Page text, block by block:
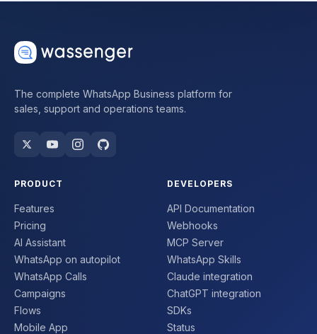
The complete WhatsApp Business platform for
sales, support and operations teams.
PRODUCT
Features
Pricing
AI Assistant
WhatsApp on autopilot
WhatsApp Calls
Campaigns
Flows
Mobile App
DEVELOPERS
API Documentation
Webhooks
MCP Server
WhatsApp Skills
Claude integration
ChatGPT integration
SDKs
Status